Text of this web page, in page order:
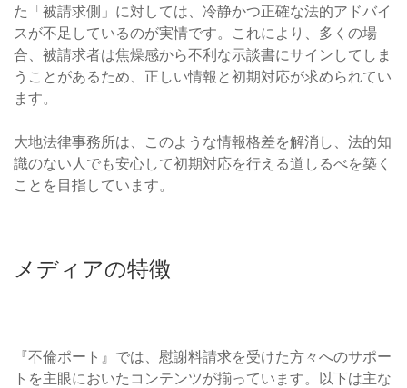
た「被請求側」に対しては、冷静かつ正確な法的アドバイ
スが不足しているのが実情です。これにより、多くの場
合、被請求者は焦燥感から不利な示談書にサインしてしま
うことがあるため、正しい情報と初期対応が求められてい
ます。
大地法律事務所は、このような情報格差を解消し、法的知
識のない人でも安心して初期対応を行える道しるべを築く
ことを目指しています。
メディアの特徴
『不倫ポート』では、慰謝料請求を受けた方々へのサポー
トを主眼においたコンテンツが揃っています。以下は主な